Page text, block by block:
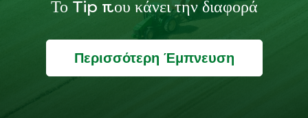
Το Tip που κάνει την διαφορά
Περισσότερη Έμπνευση